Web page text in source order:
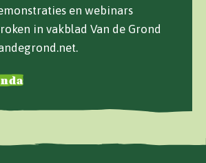
en webinars
in vakblad Van de Grond